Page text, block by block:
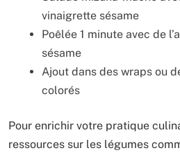
vinaigrette sésame
Poêlée 1 minute avec de
sésame
Ajout dans des wraps ou
colorés
Pour enrichir votre pratique
ressources sur les légumes